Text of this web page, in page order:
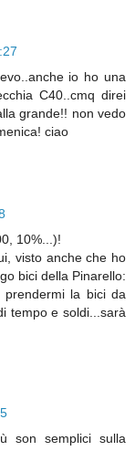
io ho una
C40..cmq direi
grande!! non vedo
ciao
10%...)!
visto anche che ho
bici della Pinarello:
la bici da
tempo e soldi...sarà
son semplici sulla